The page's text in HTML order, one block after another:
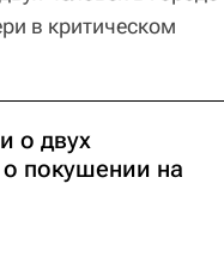
в критическом
о двух
покушении на